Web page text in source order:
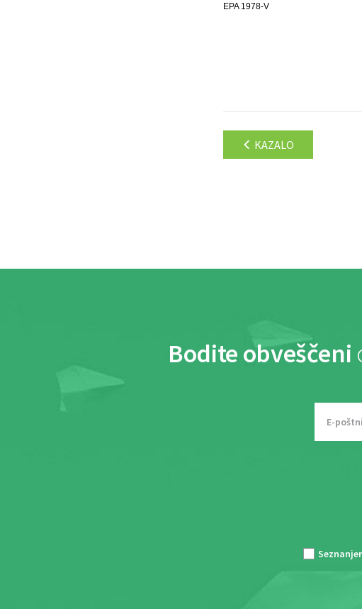
EPA 1978-V
KAZALO
Bodite obveščeni